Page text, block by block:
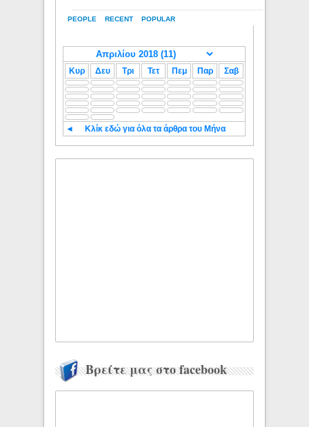
PEOPLE RECENT POPULAR
Κυρ Δευ Τρι Τετ Πεμ Παρ Σαβ
◄ Κλίκ εδώ για όλα τα άρθρα του Μήνα
Βρείτε μας στο facebook